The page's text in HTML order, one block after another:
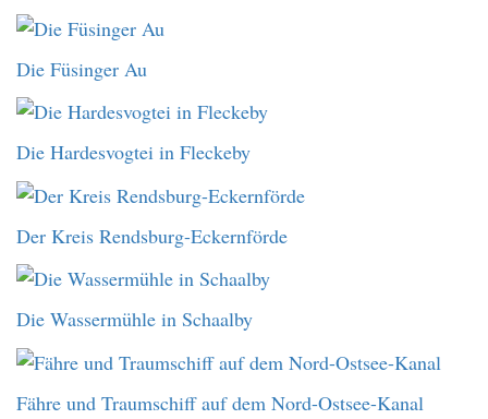
Die Füsinger Au
Die Hardesvogtei in Fleckeby
Der Kreis Rendsburg-Eckernförde
Die Wassermühle in Schaalby
Fähre und Traumschiff auf dem Nord-Ostsee-Kanal